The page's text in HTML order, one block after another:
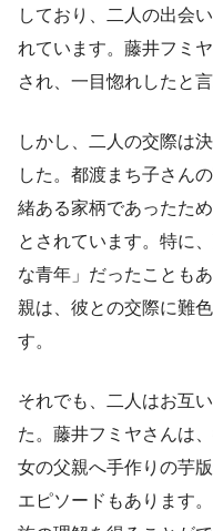
しており、二人の出会
れています。藤井フミ
され、一目惚れしたと
しかし、二人の交際は
した。都渡まち子さん
緒ある家柄であったた
とされています。特に
な青年」だったことも
親は、彼との交際に難
す。
それでも、二人はお互
た。藤井フミヤさんは
女の父親へ手作りの芋
エピソードもあります